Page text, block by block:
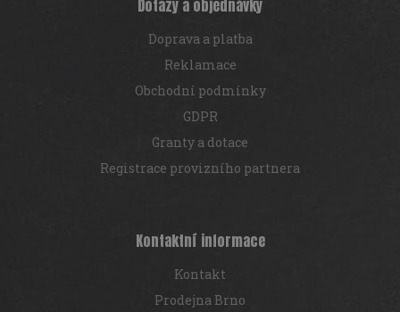
Dotazy a objednávky
Doprava a platba
Reklamace
Obchodní podmínky
GDPR
Granty a dotace
Registrace provizního partnera
Kontaktní informace
Kontakt
Prodejna Brno